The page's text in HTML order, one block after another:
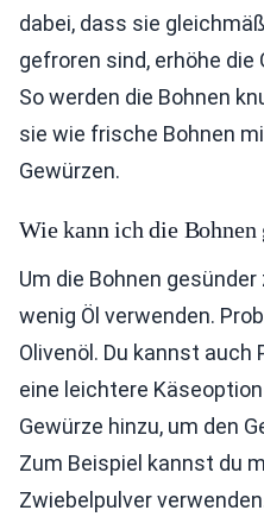
dabei, dass sie
gefroren sind, erhöhe
So werden die Bohnen
sie wie frische Bohnen
Gewürzen.
Wie kann ich die Bohnen
Um die Bohnen
wenig Öl verwenden.
Olivenöl. Du kannst auch
eine leichtere
Gewürze hinzu, um den
Zum Beispiel kannst du
Zwiebelpulver